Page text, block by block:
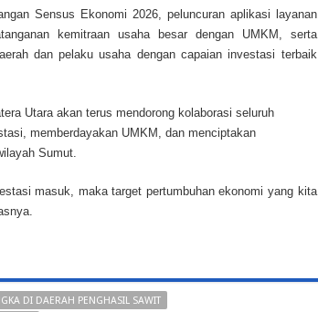
Sensus Ekonomi 2026, peluncuran aplikasi layanan
kemitraan usaha besar dengan UMKM, serta
dan pelaku usaha dengan capaian investasi terbaik
Utara akan terus mendorong kolaborasi seluruh
memberdayakan UMKM, dan menciptakan
Sumut.
masuk, maka target pertumbuhan ekonomi yang kita
DI DAERAH PENGHASIL SAWIT